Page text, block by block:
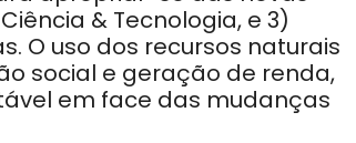
& Tecnologia, e 3)
O uso dos recursos naturais
social e geração de renda,
em face das mudanças